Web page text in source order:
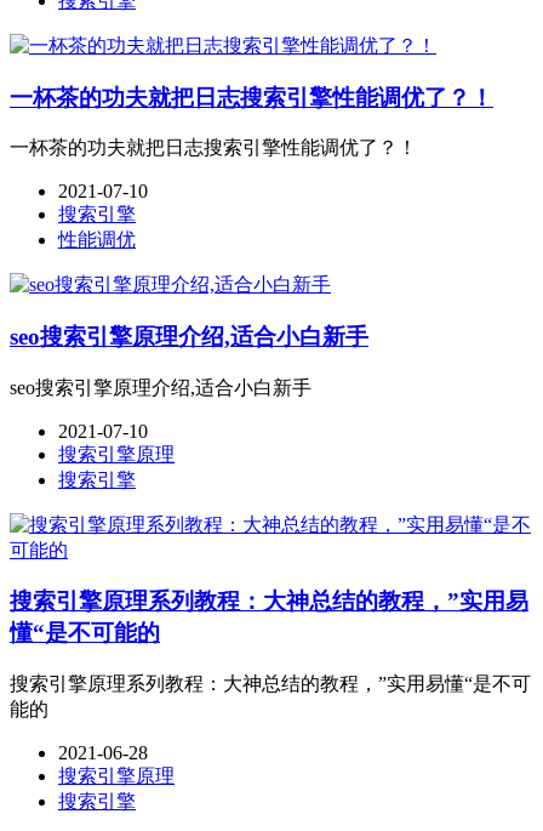
一杯茶的功夫就把日志搜索引擎性能调优了？！
一杯茶的功夫就把日志搜索引擎性能调优了？！
2021-07-10
搜索引擎
性能调优
seo搜索引擎原理介绍,适合小白新手
seo搜索引擎原理介绍,适合小白新手
2021-07-10
搜索引擎原理
搜索引擎
搜索引擎原理系列教程：大神总结的教程，”实用易
懂“是不可能的
搜索引擎原理系列教程：大神总结的教程，”实用易懂“是不可
能的
2021-06-28
搜索引擎原理
搜索引擎